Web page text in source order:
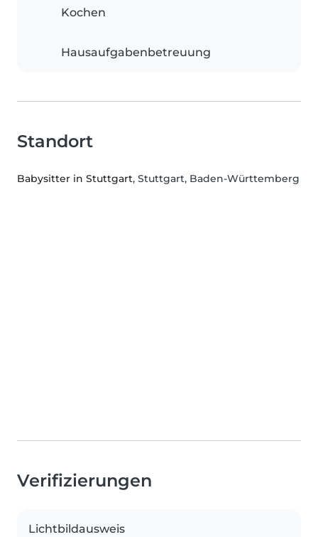
Kochen
Hausaufgabenbetreuung
Standort
Babysitter in Stuttgart, Stuttgart, Baden-Württemberg
Verifizierungen
Lichtbildausweis